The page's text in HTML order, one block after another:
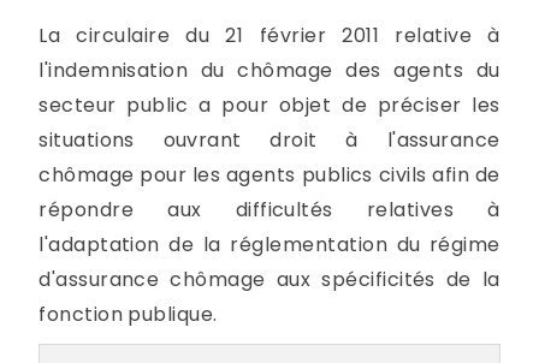
La circulaire du 21 février 2011 relative à
l'indemnisation du chômage des agents du
secteur public a pour objet de préciser les
situations ouvrant droit à l'assurance
chômage pour les agents publics civils afin de
répondre aux difficultés relatives à
l'adaptation de la réglementation du régime
d'assurance chômage aux spécificités de la
fonction publique.